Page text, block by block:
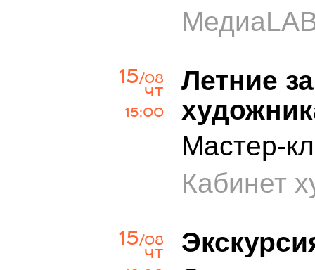
15/08
ЧТ
15:00
Летние
Мастер-
Кабинет
15/08
ЧТ